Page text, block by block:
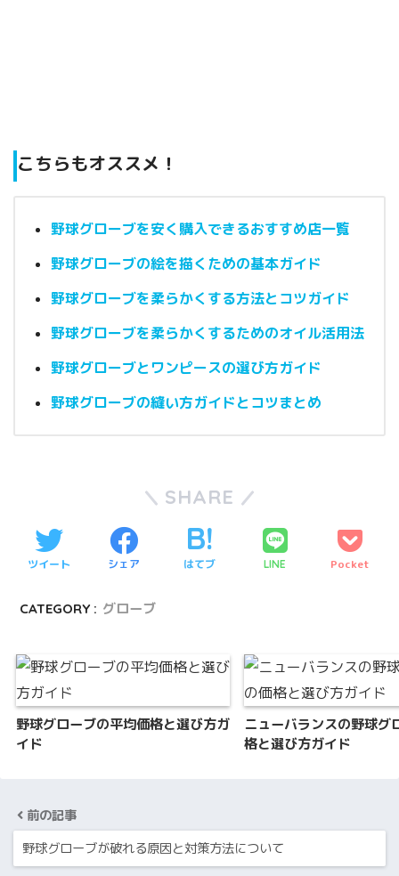
こちらもオススメ！
野球グローブを安く購入できるおすすめ店一覧
野球グローブの絵を描くための基本ガイド
野球グローブを柔らかくする方法とコツガイド
野球グローブを柔らかくするためのオイル活用法
野球グローブとワンピースの選び方ガイド
野球グローブの縫い方ガイドとコツまとめ
SHARE
ツイート シェア はてブ LINE Pocket
CATEGORY : グローブ
野球グローブの平均価格と選び方ガ
イド
ニューバランスの野球グ
格と選び方ガイド
前の記事
野球グローブが破れる原因と対策方法について